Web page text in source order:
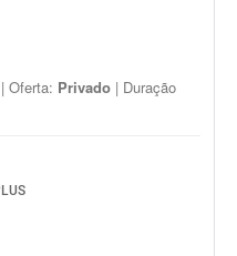
| Oferta: Privado | Duração